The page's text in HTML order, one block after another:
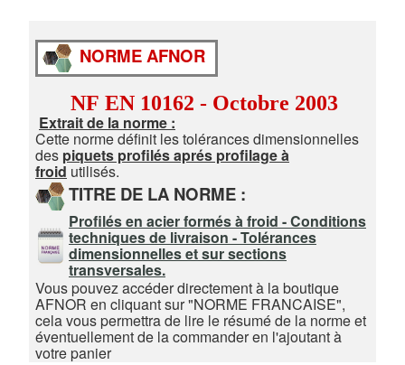
NORME AFNOR
NF EN 10162 - Octobre 2003
Extrait de la norme :
Cette norme définit les tolérances dimensionnelles
des piquets profilés aprés profilage à
froid utilisés.
TITRE DE LA NORME :
Profilés en acier formés à froid - Conditions
techniques de livraison - Tolérances
dimensionnelles et sur sections
transversales.
Vous pouvez accéder directement à la boutique
AFNOR en cliquant sur "NORME FRANCAISE",
cela vous permettra de lire le résumé de la norme et
éventuellement de la commander en l'ajoutant à
votre panier